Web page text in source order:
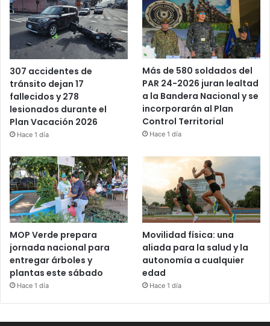
307 accidentes de
tránsito dejan 17
fallecidos y 278
lesionados durante el
Plan Vacación 2026
Hace 1 día
Más de 580 soldados del
PAR 24-2026 juran lealtad
a la Bandera Nacional y se
incorporarán al Plan
Control Territorial
Hace 1 día
MOP Verde prepara
jornada nacional para
entregar árboles y
plantas este sábado
Hace 1 día
Movilidad física: una
aliada para la salud y la
autonomía a cualquier
edad
Hace 1 día